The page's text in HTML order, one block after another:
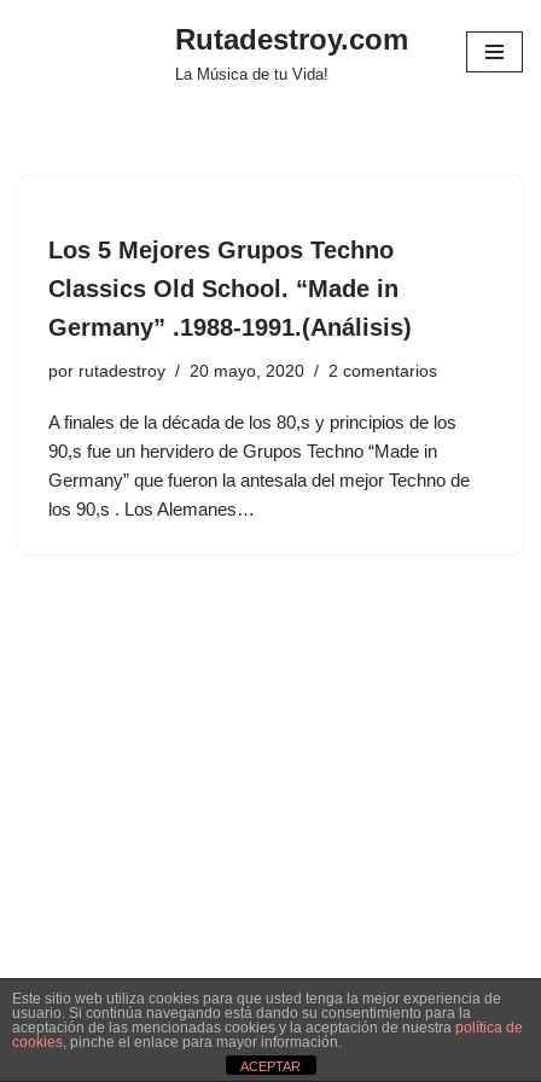
Rutadestroy.com
La Música de tu Vida!
Los 5 Mejores Grupos Techno
Classics Old School. “Made in
Germany” .1988-1991.(Análisis)
por rutadestroy 20 mayo, 2020 2 comentarios
A finales de la década de los 80,s y principios de los
90,s fue un hervidero de Grupos Techno “Made in
Germany” que fueron la antesala del mejor Techno de
los 90,s . Los Alemanes…
| Funciona gracias a
Este sitio web utiliza cookies para que usted tenga la mejor experiencia de
usuario. Si continúa navegando está dando su consentimiento para la
aceptación de las mencionadas cookies y la aceptación de nuestra política de
cookies, pinche el enlace para mayor información.
ACEPTAR